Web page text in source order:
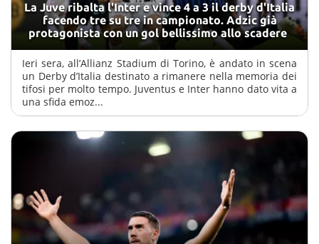
La Juve ribalta l'Inter e vince 4 a 3 il derby d'Italia
facendo tre su tre in campionato. Adzic già
protagonista con un gol bellissimo allo scadere
Ieri sera, all’Allianz Stadium di Torino, è andato in scena
un Derby d’Italia destinato a rimanere nella memoria dei
tifosi per molto tempo. Juventus e Inter hanno dato vita a
una sfida emoz...